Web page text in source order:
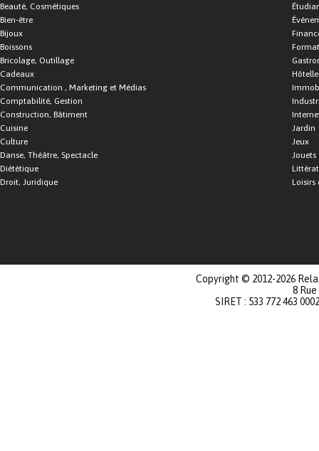
Beauté, Cosmétiques
Bien-être
Bijoux
Boissons
Bricolage, Outillage
Cadeaux
Communication , Marketing et Médias
Comptabilité, Gestion
Construction, Bâtiment
Cuisine
Culture
Danse, Théâtre, Spectacle
Diététique
Droit, Juridique
Jardin
Jeux
Jouets
Loisirs
Copyright © 2012-2026
8
SIRET : 533 772 463